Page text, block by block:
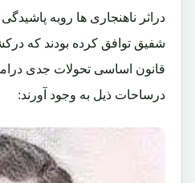
دراثر ناهنجاری ها روبه
شفیق توافق کرده بودند که
قانون اساسی تحولات جدی
درساحات ذیل به وجود آورند: